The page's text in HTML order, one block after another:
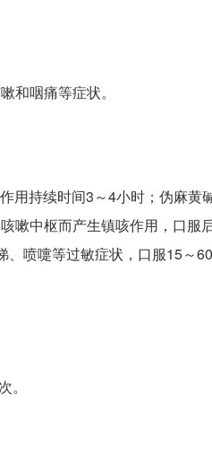
和咽痛等症状。
用持续时间3～4小时；伪麻黄
嗽中枢而产生镇咳作用，口服
喷嚏等过敏症状，口服15～